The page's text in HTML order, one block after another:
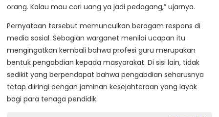
orang. Kalau mau cari uang ya jadi pedagang,” ujarnya.
Pernyataan tersebut memunculkan beragam respons di
media sosial. Sebagian warganet menilai ucapan itu
mengingatkan kembali bahwa profesi guru merupakan
bentuk pengabdian kepada masyarakat. Di sisi lain, tidak
sedikit yang berpendapat bahwa pengabdian seharusnya
tetap diiringi dengan jaminan kesejahteraan yang layak
bagi para tenaga pendidik.